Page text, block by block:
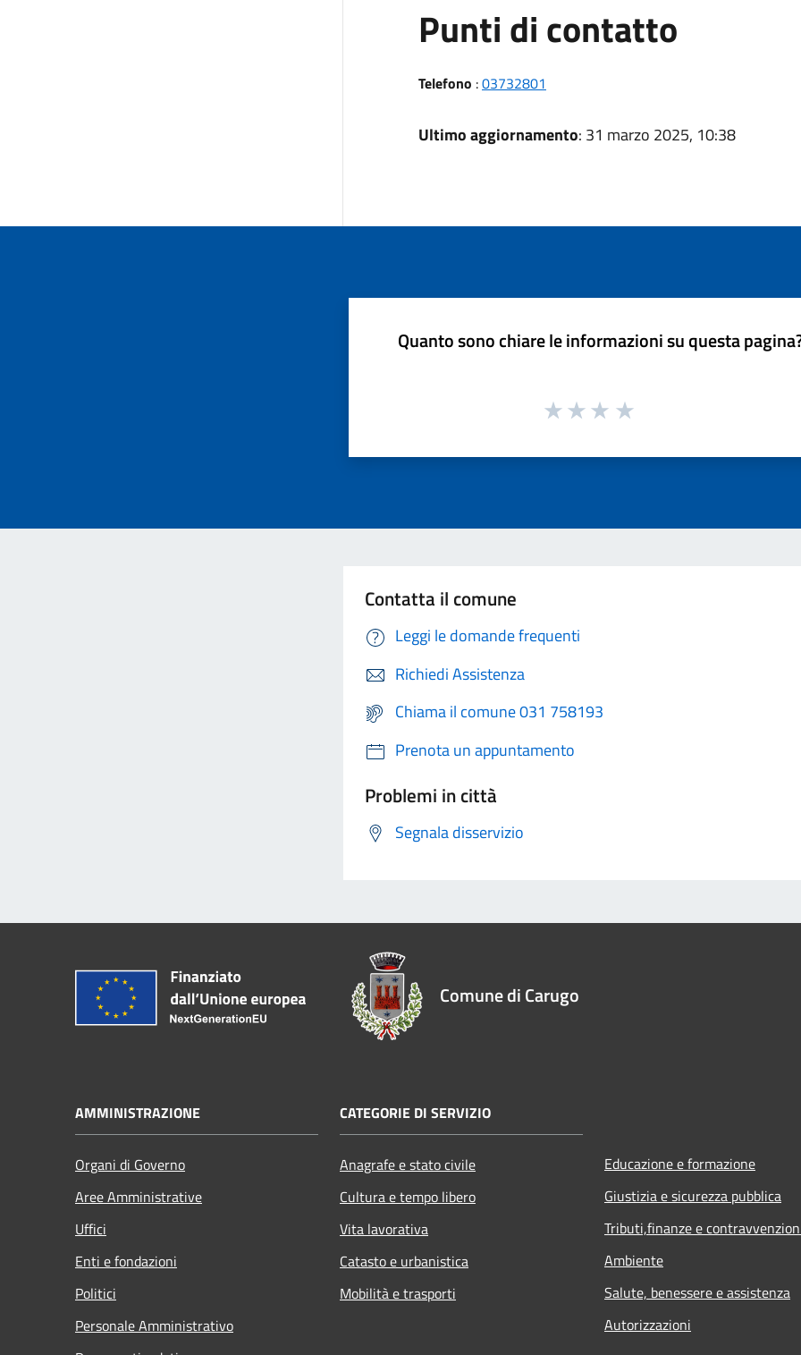
Punti di contatto
Telefono :03732801
Ultimo aggiornamento: 31 marzo 2025, 10:38
Quanto sono chiare le informazioni su questa
Contatta il comune
Leggi le domande frequenti
Richiedi Assistenza
Chiama il comune 031 758193
Prenota un appuntamento
Problemi in città
Segnala disservizio
Comune di Carugo
AMMINISTRAZIONE
Organi di Governo
Aree Amministrative
Uffici
Enti e fondazioni
Politici
Personale Amministrativo
CATEGORIE DI SERVIZIO
Anagrafe e stato civile
Cultura e tempo libero
Vita lavorativa
Catasto e urbanistica
Mobilità e trasporti
Educazione e formazione
Giustizia e sicurezza pubblica
Tributi,finanze e
Ambiente
Salute, benessere e assistenza
Autorizzazioni